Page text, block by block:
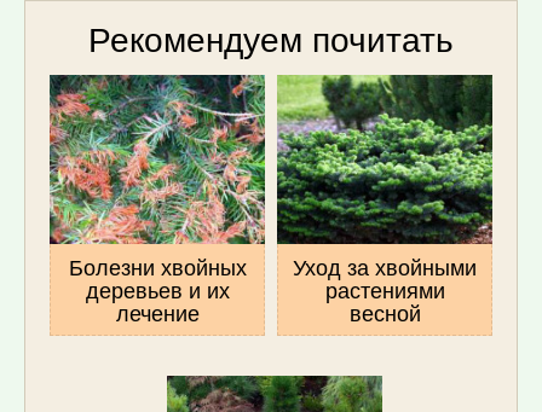
Рекомендуем почитать
Болезни хвойных
деревьев и их
лечение
Уход за хвойными
растениями
весной